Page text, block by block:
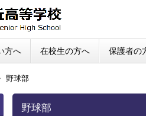
方へ 在校生の方へ 保護者の
野球部
野球部